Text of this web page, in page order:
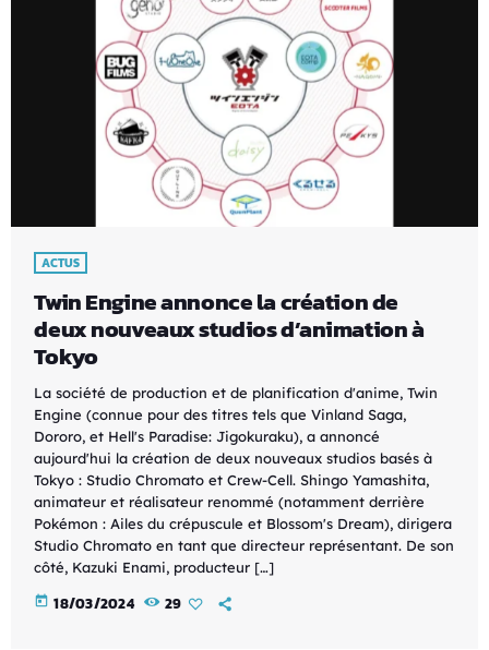
ACTUS
Twin Engine annonce la création de
deux nouveaux studios d’animation à
Tokyo
La société de production et de planification d'anime, Twin
Engine (connue pour des titres tels que Vinland Saga,
Dororo, et Hell's Paradise: Jigokuraku), a annoncé
aujourd'hui la création de deux nouveaux studios basés à
Tokyo : Studio Chromato et Crew-Cell. Shingo Yamashita,
animateur et réalisateur renommé (notamment derrière
Pokémon : Ailes du crépuscule et Blossom's Dream), dirigera
Studio Chromato en tant que directeur représentant. De son
côté, Kazuki Enami, producteur […]
today 18/03/2024 29